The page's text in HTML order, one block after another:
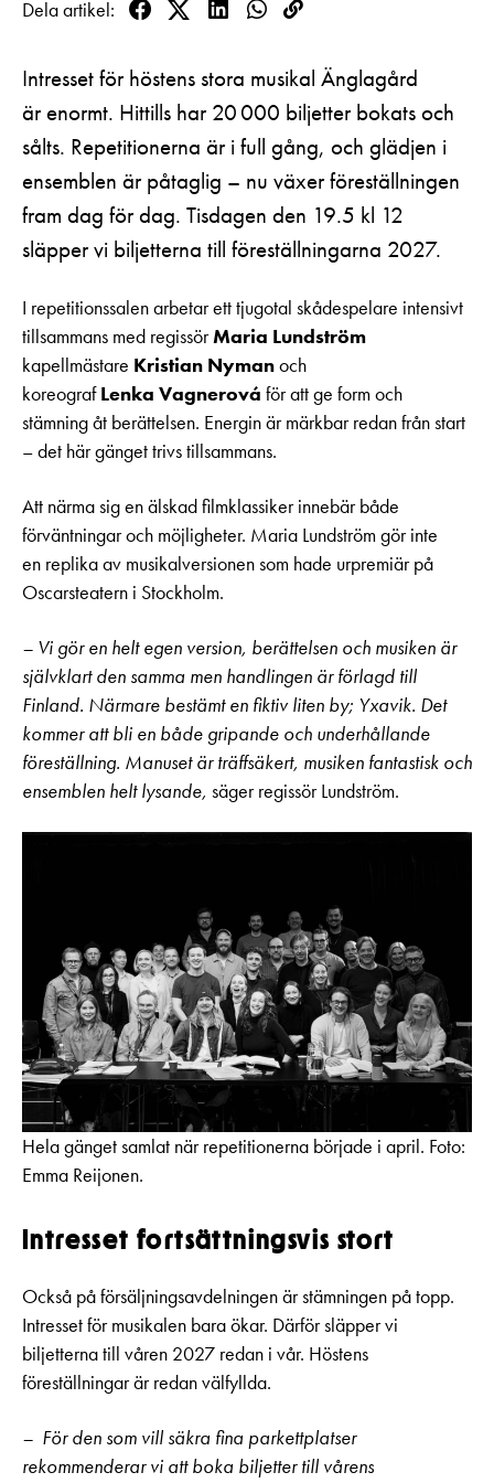
Unga
Presentkort
Frågor & svar
Platskarta
Pedagognätverk & skolgrupper
Företag
Guidning
Teaterns verksamhet
Ensemble
Historia
Kontaktuppgifter
Jobba hos oss
Nyhetsbrev
Svenska Teatern Live
Dela artikel
Facebook
TwitterLinkedInWhatsApp
Kopioi
Intresset för höstens stora musikal Änglagård
är enormt. Hittills har 20 000 biljetter bokats och
sålts. Repetitionerna är i full gång, och glädjen i
ensemblen är påtaglig – nu växer föreställningen
fram dag för dag. Tisdagen den 19.5 kl 12
släpper vi biljetterna till föreställningarna 2027.
I repetitionssalen arbetar ett tjugotal skådespelare intensivt
tillsammans med regissörMaria Lundström
kapellmästare Kristian Nymanoch
koreografLenka Vagnerová för att ge form och
stämning åt berättelsen. Energin är märkbar redan från start
– det här gänget trivs tillsammans.
Att närma sig en älskad filmklassiker innebär både
förväntningar och möjligheter. Maria Lundström gör inte
en replika av musikalversionen som hade urpremiär på
Oscarsteatern i Stockholm.
– Vi gör en helt egen version, berättelsen och musiken är
självklart den samma men handlingen är förlagd till
Finland. Närmare bestämt en fiktiv liten by; Yxavik. Det
kommer att bli en både gripande och underhållande
föreställning. Manuset är träffsäkert, musiken fantastisk och
ensemblen helt lysande, säger regissör Lundström.
Hela gänget samlat när repetitionerna började i april. Foto:
Emma Reijonen.
Intresset fortsättningsvis stort
Också på försäljningsavdelningen är stämningen på topp.
Intresset för musikalen bara ökar. Därför släpper vi
biljetterna till våren 2027 redan i vår. Höstens
föreställningar är redan välfyllda.
– För den som vill säkra fina parkettplatser
rekommenderar vi att boka biljetter till vårens